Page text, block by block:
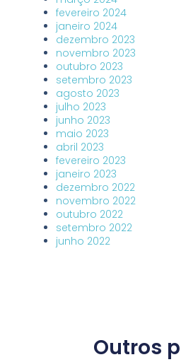
fevereiro 2024
janeiro 2024
dezembro 2023
novembro 2023
outubro 2023
setembro 2023
agosto 2023
julho 2023
junho 2023
maio 2023
abril 2023
fevereiro 2023
janeiro 2023
dezembro 2022
novembro 2022
outubro 2022
setembro 2022
junho 2022
Outros